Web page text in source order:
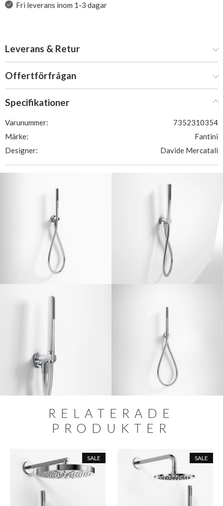
Fri leverans inom 1-3 dagar
Leverans & Retur
Offertförfrågan
Specifikationer
Varunummer:
7352310354
Märke:
Fantini
Designer:
Davide Mercatali
RELATERADE
PRODUKTER
SALE SALE